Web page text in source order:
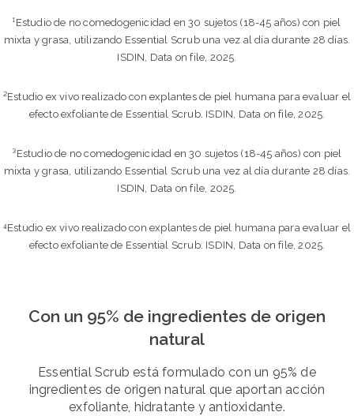
¹Estudio de no comedogenicidad en 30 sujetos (18-45 años) con piel
mixta y grasa, utilizando Essential Scrub una vez al día durante 28 días.
ISDIN, Data on file, 2025.
²Estudio ex vivo realizado con explantes de piel humana para evaluar el
efecto exfoliante de Essential Scrub. ISDIN, Data on file, 2025.
³Estudio de no comedogenicidad en 30 sujetos (18-45 años) con piel
mixta y grasa, utilizando Essential Scrub una vez al día durante 28 días.
ISDIN, Data on file, 2025.
⁴Estudio ex vivo realizado con explantes de piel humana para evaluar el
efecto exfoliante de Essential Scrub. ISDIN, Data on file, 2025.
Con un 95% de ingredientes de origen
natural
Essential Scrub está formulado con un 95% de
ingredientes de origen natural que aportan acción
exfoliante, hidratante y antioxidante.